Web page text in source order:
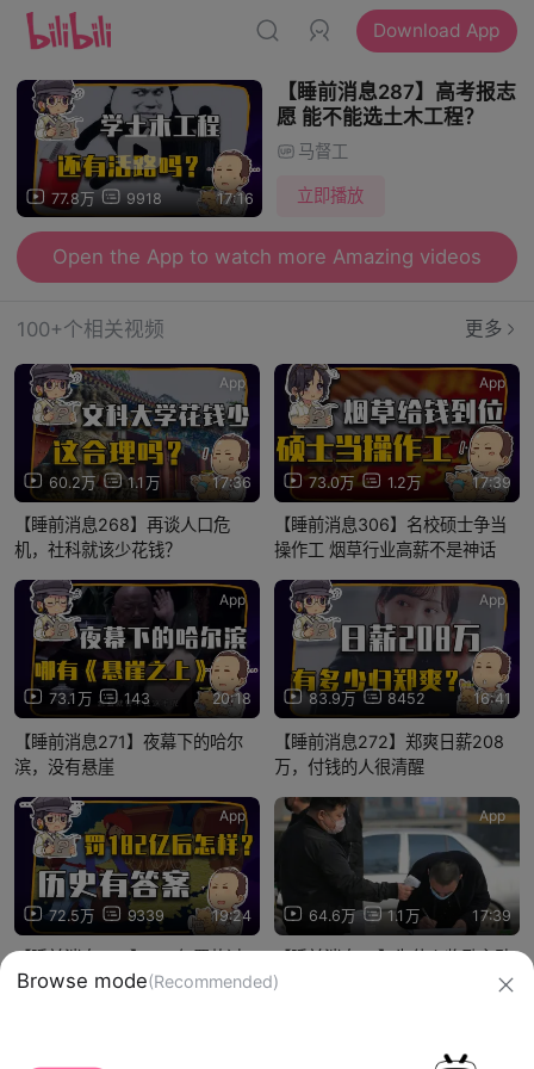
Download App
77.8万 9918 17:16
【睡前消息287】高考报志
愿 能不能选土木工程？
马督工
立即播放
Open the App to watch more Amazing videos
100+个相关视频 更多
60.2万 1.1万 17:36
App
【睡前消息268】再谈人口危
机，社科就该少花钱？
73.0万 1.2万 17:39
App
【睡前消息306】名校硕士争当
操作工 烟草行业高薪不是神话
73.1万 143 20:18
App
【睡前消息271】夜幕下的哈尔
滨，没有悬崖
83.9万 8452 16:41
App
【睡前消息272】郑爽日薪208
万，付钱的人很清醒
72.5万 9339 19:24
App
【睡前消息262】182亿罚款过
后，阿里还是历史进程的一部分
64.6万 1.1万 17:39
App
【睡前消息76】为什么奖励主动
承认病情的人，会对防疫有好
Browse mode(Recommended)